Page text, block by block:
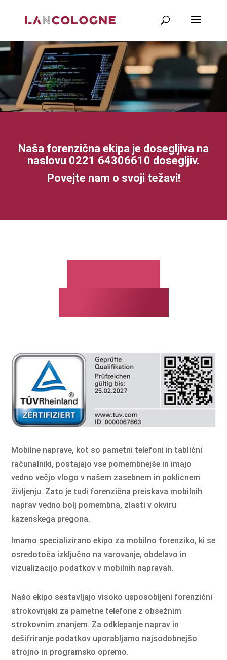
Naša forenzična ekipa je dosegljiva na
naslovu 0221 64306610 dosegljiv.
Povejte nam o svoji težavi!
Mobilne naprave, kot so pametni telefoni in tablični
računalniki, postajajo vse pomembnejše in imajo
vedno večjo vlogo v našem zasebnem in poklicnem
življenju. Zato je tudi forenzična preiskava mobilnih
naprav vedno bolj pomembna, zlasti v okviru
kazenskega pregona.
Imamo specializirano ekipo za mobilno forenziko, ki se
osredotoča izključno na varovanje, obdelavo in
vizualizacijo podatkov v mobilnih napravah.
Našo ekipo sestavljajo visoko usposobljeni forenzični
strokovnjaki za pametne telefone z obsežnim
strokovnim znanjem. Za odklepanje naprav in
dešifriranje podatkov uporabljamo najsodobnejšo
strojno in programsko opremo.